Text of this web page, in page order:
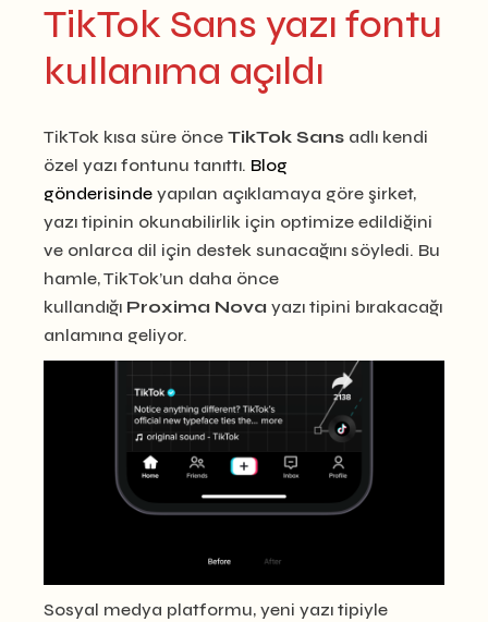
TikTok Sans yazı fontu
kullanıma açıldı
TikTok kısa süre önceTikTok Sans adlı kendi
özel yazı fontunu tanıttı. Blog
gönderisinde yapılan açıklamaya göre şirket,
yazı tipinin okunabilirlik için optimize edildiğini
ve onlarca dil için destek sunacağını söyledi. Bu
hamle, TikTok’un daha önce
kullandığı Proxima Nova yazı tipini bırakacağı
anlamına geliyor.
Sosyal medya platformu, yeni yazı tipiyle